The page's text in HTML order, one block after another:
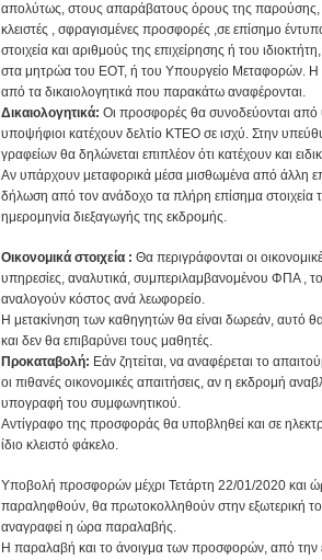
απολύτως, στους απαράβατους όρους της παρούσης,
κλειστές , σφραγισμένες προσφορές ,σε επίσημο
στοιχεία και αριθμούς της επιχείρησης ή του
στα μητρώα του ΕΟΤ, ή του Υπουργείο Μεταφορών. Η
από τα δικαιολογητικά που παρακάτω αναφέρονται.
Δικαιολογητικά: Οι προσφορές θα συνοδεύονται από
υποψήφιοι κατέχουν δελτίο ΚΤΕΟ σε ισχύ. Στην
γραφείων θα δηλώνεται επιπλέον ότι κατέχουν και
Αν υπάρχουν μεταφορικά μέσα μισθωμένα από άλλη
δήλωση από τον ανάδοχο τα πλήρη επίσημα στοιχεία
ημερομηνία διεξαγωγής της εκδρομής.
Οικονομικά στοιχεία : Θα περιγράφονται οι
υπηρεσίες, αναλυτικά, συμπεριλαμβανομένου ΦΠΑ ,
αναλογούν κόστος ανά λεωφορείο.
Η μετακίνηση των καθηγητών θα είναι δωρεάν, αυτό
και δεν θα επιβαρύνει τους μαθητές.
Προκαταβολή: Εάν ζητείται, να αναφέρεται το
οι πιθανές οικονομικές απαιτήσεις, αν η εκδρομή
υπογραφή του συμφωνητικού.
Αντίγραφο της προσφοράς θα υποβληθεί και σε
ίδιο κλειστό φάκελο.
Υποβολή προσφορών μέχρι Τετάρτη 22/01/2020 και
παραληφθούν, θα πρωτοκολληθούν στην εξωτερική
αναγραφεί η ώρα παραλαβής.
Η παραλαβή και το άνοιγμα των προσφορών, από την